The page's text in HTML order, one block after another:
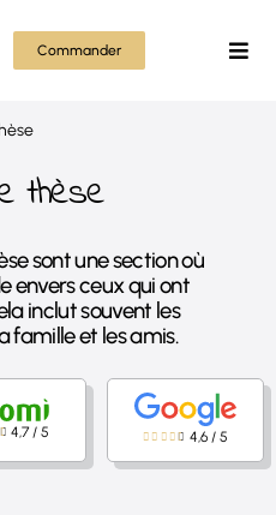
Commander
thèse
sont une section où
envers ceux qui ont
inclut souvent les
famille et les amis.
4,7/5 4,6/ 5